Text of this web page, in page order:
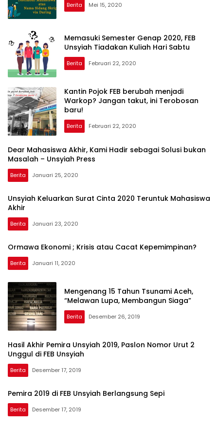
Berita Mei 15, 2020
Memasuki Semester Genap 2020, FEB
Unsyiah Tiadakan Kuliah Hari Sabtu
Berita Februari 22, 2020
Kantin Pojok FEB berubah menjadi
Warkop? Jangan takut, ini Terobosan
baru!
Berita Februari 22, 2020
Dear Mahasiswa Akhir, Kami Hadir sebagai Solusi bukan
Masalah – Unsyiah Press
Berita Januari 25, 2020
Unsyiah Keluarkan Surat Cinta 2020 Teruntuk Mahasiswa
Akhir
Berita Januari 23, 2020
Ormawa Ekonomi ; Krisis atau Cacat Kepemimpinan?
Berita Januari 11, 2020
Mengenang 15 Tahun Tsunami Aceh,
“Melawan Lupa, Membangun Siaga”
Berita Desember 26, 2019
Hasil Akhir Pemira Unsyiah 2019, Paslon Nomor Urut 2
Unggul di FEB Unsyiah
Berita Desember 17, 2019
Pemira 2019 di FEB Unsyiah Berlangsung Sepi
Berita Desember 17, 2019